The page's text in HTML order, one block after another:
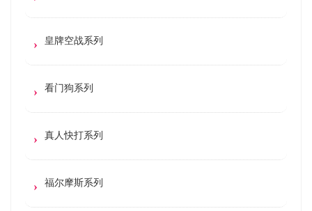
皇牌空战系列
看门狗系列
真人快打系列
福尔摩斯系列